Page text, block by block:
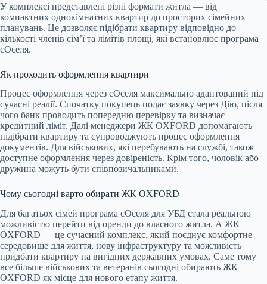
У комплексі представлені різні формати житла — від
компактних однокімнатних квартир до просторих сімейних
планувань. Це дозволяє підібрати квартиру відповідно до
кількості членів сім’ї та лімітів площі, які встановлює програма
єОселя.
Як проходить оформлення квартири
Процес оформлення через єОселя максимально адаптований під
сучасні реалії. Спочатку покупець подає заявку через Дію, після
чого банк проводить попередню перевірку та визначає
кредитний ліміт. Далі менеджери ЖК OXFORD допомагають
підібрати квартиру та супроводжують процес оформлення
документів. Для військових, які перебувають на службі, також
доступне оформлення через довіреність. Крім того, чоловік або
дружина можуть бути співпозичальниками.
Чому сьогодні варто обирати ЖК OXFORD
Для багатьох сімей програма єОселя для УБД стала реальною
можливістю перейти від оренди до власного житла. А ЖК
OXFORD — це сучасний комплекс, який поєднує комфортне
середовище для життя, нову інфраструктуру та можливість
придбати квартиру на вигідних державних умовах. Саме тому
все більше військових та ветеранів сьогодні обирають ЖК
OXFORD як місце для нового етапу життя.